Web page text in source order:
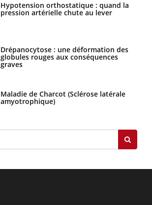
Hypotension orthostatique : quand la
pression artérielle chute au lever
Drépanocytose : une déformation des
globules rouges aux conséquences
graves
Maladie de Charcot (Sclérose latérale
amyotrophique)